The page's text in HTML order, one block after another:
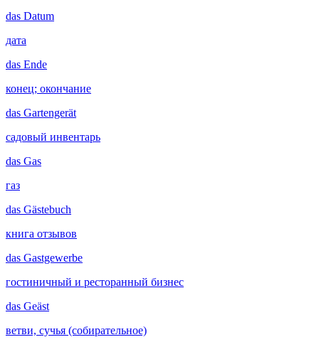
das Datum
дата
das Ende
конец; окончание
das Gartengerät
садовый инвентарь
das Gas
газ
das Gästebuch
книга отзывов
das Gastgewerbe
гостиничный и ресторанный бизнес
das Geäst
ветви, сучья (собирательное)